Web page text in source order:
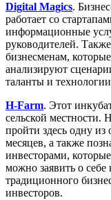
Digital Magics.
работает со
информационные
руководителей.
бизнесменам,
анализируют
таланты и
H-Farm. Этот
сельской
пройти здесь одну
месяцев, а также
инвесторами,
можно заявить о
традиционного
инвесторов.